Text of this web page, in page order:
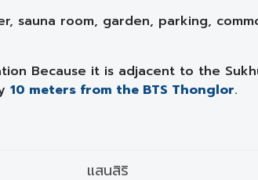
sauna room, garden, parking,
Because it is adjacent to the
10 meters from the BTS Thonglor.
แสนสิริ